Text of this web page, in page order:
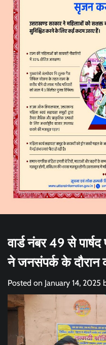
वार्ड नंबर 49 से
ने जनसंपर्क के दौरान
Posted on January 14, 2025